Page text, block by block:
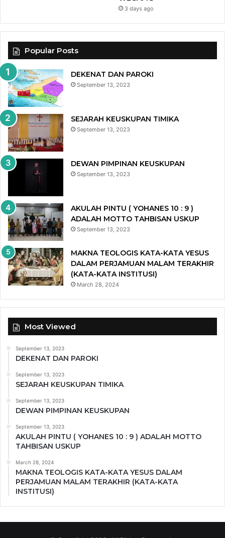
3 days ago
Popular Posts
DEKENAT DAN PAROKI
September 13, 2023
SEJARAH KEUSKUPAN TIMIKA
September 13, 2023
DEWAN PIMPINAN KEUSKUPAN
September 13, 2023
AKULAH PINTU ( YOHANES 10 : 9 )
ADALAH MOTTO TAHBISAN USKUP
September 13, 2023
MAKNA TEOLOGIS KATA-KATA YESUS
DALAM PERJAMUAN MALAM TERAKHIR
(KATA-KATA INSTITUSI)
March 28, 2024
Most Viewed
September 13, 2023
DEKENAT DAN PAROKI
September 13, 2023
SEJARAH KEUSKUPAN TIMIKA
September 13, 2023
DEWAN PIMPINAN KEUSKUPAN
September 13, 2023
AKULAH PINTU ( YOHANES 10 : 9 ) ADALAH MOTTO
TAHBISAN USKUP
March 28, 2024
MAKNA TEOLOGIS KATA-KATA YESUS DALAM
PERJAMUAN MALAM TERAKHIR (KATA-KATA
INSTITUSI)